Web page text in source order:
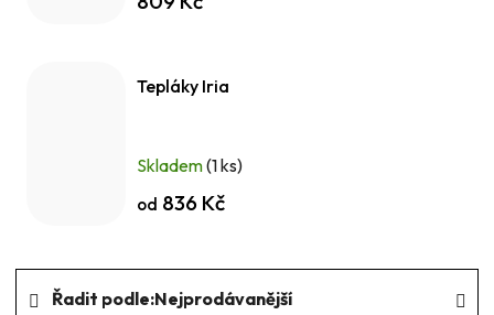
Tepláky Iria
Skladem(1 ks)
od 836 Kč
Ř
Řadit podle:Nejprodávanější